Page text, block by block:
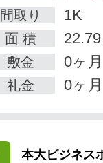
間取り
1K
面 積 22.79
敷金 0ヶ月
礼金 0ヶ月
本大ビジネス